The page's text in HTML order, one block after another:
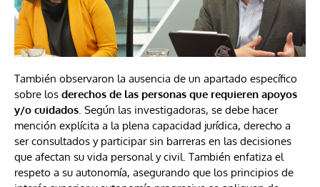
También observaron la ausencia de un apartado específico
sobre los derechos de las personas que requieren apoyos
y/o cuidados . Según las investigadoras, se debe hacer
mención explícita a la plena capacidad jurídica, derecho a
ser consultados y participar sin barreras en las decisiones
que afectan su vida personal y civil. También enfatiza el
respeto a su autonomía, asegurando que los principios de